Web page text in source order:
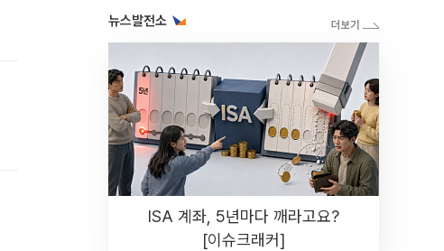
뉴스발전소
ISA 계좌, 5년마다 깨라고요?
[이슈크래커]